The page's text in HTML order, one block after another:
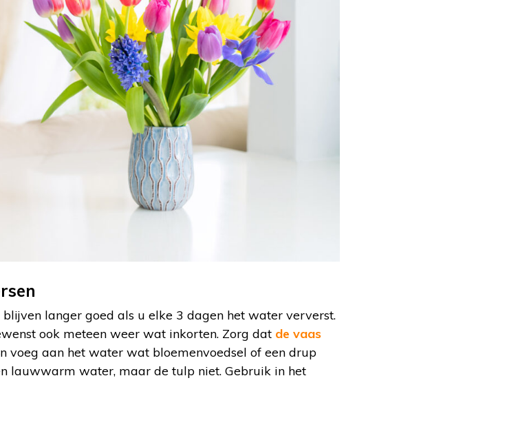
langer goed als u elke 3 dagen het water ververst.
ook meteen weer wat inkorten. Zorg dat de vaas
voeg aan het water wat bloemenvoedsel of een drup
lauwwarm water, maar de tulp niet. Gebruik in het